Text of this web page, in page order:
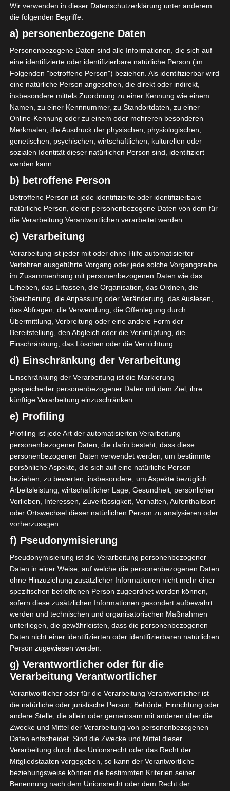
Der dritte Spieltag der Ligue 1 Pro Tunesien
2023/2024 findet zwischen am Wochenende des 2./3.
September 2023 statt. Anpfiff ist bei allen Spielen
16.00 Uhr.
Weitere Infos: ./.
Gordon House, Barrow Street, Dublin, D04 E5W5, Ireland)
Google Adsense personenbezogene Daten erhoben,
verarbeitet und gespeichert. Welche Daten genau entnehmen
Sie bitte den Datenschutzbedingungen.
Google Adsense
Datenschutzbedingungen
Gruppe A
SPIELTAG 3
3 Sep. 2023- 16:00
El Gawafel Sportives de
0 3
Étoile Sportive du Sahel
Sousse (ESS)
Stade olympique de Gafsa
TV: Al Wataniya 1
3 Sep. 2023- 16:00
Union Sportive de Ben
Guerdane (USBG)
3 Sep. 2023
Olympique de Béjà (OB)
2 1
Avenir Sportif de
Soliman (ASS)
Stade Boujemaa Kmiti Béjà
TV: Al Wataniya 2
Tabelle Gruppe A
# Team
1
Sousse (ESS)
12 10 25
2 Stade Tunisien (ST) 12 8
24
3
Club Africain Tunis (CA) 12 7 24
4
Union Sportive de Ben
Guerdane (USBG)
12 2 15
5 Olympique de Béjà (OB) 12 -6 14
6
El Gawafel Sportives de
Gafsa (EGSG)
Avenir Sportif de Soliman
= Meisterschaftsrunde | = Abstiegsrunde |
=
SP=Spiele | G=Gewonnen | U=Untentschieden | V=Verloren |
Tore=Erzielte Tore | GT=Gegentore | TD=Tordifferenz |
Pkt=Punkte
Gruppe B
SPIELTAG 3
2 Sep. 2023 -16:00
Wir verwenden in dieser Datenschutzerklärung unter anderem
die folgenden Begriffe:
a) personenbezogene Daten
Personenbezogene Daten sind alle Informationen, die sich auf
eine identifizierte oder identifizierbare natürliche Person (im
Folgenden "betroffene Person") beziehen. Als identifizierbar wird
eine natürliche Person angesehen, die direkt oder indirekt,
insbesondere mittels Zuordnung zu einer Kennung wie einem
Namen, zu einer Kennnummer, zu Standortdaten, zu einer
Online-Kennung oder zu einem oder mehreren besonderen
Merkmalen, die Ausdruck der physischen, physiologischen,
genetischen, psychischen, wirtschaftlichen, kulturellen oder
sozialen Identität dieser natürlichen Person sind, identifiziert
werden kann.
b) betroffene Person
Betroffene Person ist jede identifizierte oder identifizierbare
natürliche Person, deren personenbezogene Daten von dem für
die Verarbeitung Verantwortlichen verarbeitet werden.
c) Verarbeitung
Verarbeitung ist jeder mit oder ohne Hilfe automatisierter
Verfahren ausgeführte Vorgang oder jede solche Vorgangsreihe
im Zusammenhang mit personenbezogenen Daten wie das
Erheben, das Erfassen, die Organisation, das Ordnen, die
Speicherung, die Anpassung oder Veränderung, das Auslesen,
das Abfragen, die Verwendung, die Offenlegung durch
Übermittlung, Verbreitung oder eine andere Form der
Bereitstellung, den Abgleich oder die Verknüpfung, die
Einschränkung, das Löschen oder die Vernichtung.
d) Einschränkung der Verarbeitung
Einschränkung der Verarbeitung ist die Markierung
gespeicherter personenbezogener Daten mit dem Ziel, ihre
künftige Verarbeitung einzuschränken.
e) Profiling
Profiling ist jede Art der automatisierten Verarbeitung
personenbezogener Daten, die darin besteht, dass diese
personenbezogenen Daten verwendet werden, um bestimmte
persönliche Aspekte, die sich auf eine natürliche Person
beziehen, zu bewerten, insbesondere, um Aspekte bezüglich
Arbeitsleistung, wirtschaftlicher Lage, Gesundheit, persönlicher
Vorlieben, Interessen, Zuverlässigkeit, Verhalten, Aufenthaltsort
oder Ortswechsel dieser natürlichen Person zu analysieren oder
vorherzusagen.
f) Pseudonymisierung
Pseudonymisierung ist die Verarbeitung personenbezogener
Daten in einer Weise, auf welche die personenbezogenen Daten
ohne Hinzuziehung zusätzlicher Informationen nicht mehr einer
spezifischen betroffenen Person zugeordnet werden können,
sofern diese zusätzlichen Informationen gesondert aufbewahrt
werden und technischen und organisatorischen Maßnahmen
unterliegen, die gewährleisten, dass die personenbezogenen
Daten nicht einer identifizierten oder identifizierbaren natürlichen
Person zugewiesen werden.
g) Verantwortlicher oder für die
Verarbeitung Verantwortlicher
Verantwortlicher oder für die Verarbeitung Verantwortlicher ist
die natürliche oder juristische Person, Behörde, Einrichtung oder
andere Stelle, die allein oder gemeinsam mit anderen über die
Zwecke und Mittel der Verarbeitung von personenbezogenen
Daten entscheidet. Sind die Zwecke und Mittel dieser
Verarbeitung durch das Unionsrecht oder das Recht der
Mitgliedstaaten vorgegeben, so kann der Verantwortliche
beziehungsweise können die bestimmten Kriterien seiner
Benennung nach dem Unionsrecht oder dem Recht der